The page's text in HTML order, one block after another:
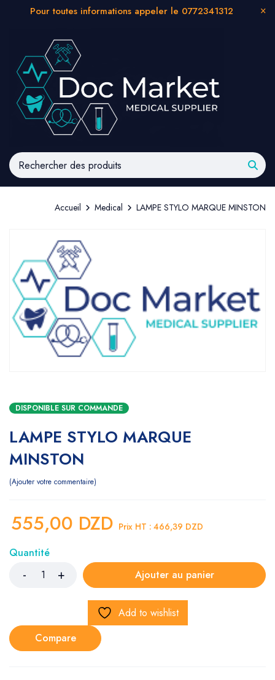
Pour toutes informations appeler le 0772341312
Accueil Medical LAMPE STYLO MARQUE MINSTON
DISPONIBLE SUR COMMANDE
LAMPE STYLO MARQUE
MINSTON
Ajouter votre commentaire
555,00 DZD Prix HT : 466,39 DZD
Quantité
Ajouter au panier
Add to wishlist
Compare